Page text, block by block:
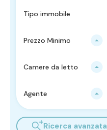
Tipo immobile
Prezzo Minimo
Camere da letto
Agente
Ricerca avanzata